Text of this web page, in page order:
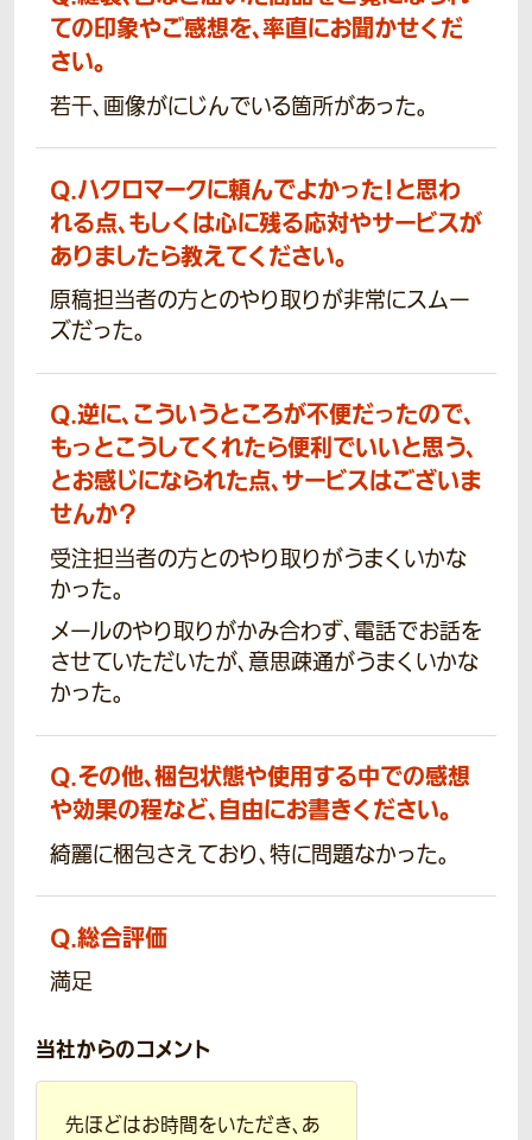
ての印象やご感想を、率直にお聞かせくだ
さい。
若干、画像がにじんでいる箇所があった。
Q.ハクロマークに頼んでよかった！と思わ
れる点、もしくは心に残る応対やサービスが
ありましたら教えてください。
原稿担当者の方とのやり取りが非常にスムー
ズだった。
Q.逆に、こういうところが不便だったので、
もっとこうしてくれたら便利でいいと思う、
とお感じになられた点、サービスはございま
せんか？
受注担当者の方とのやり取りがうまくいかな
かった。
メールのやり取りがかみ合わず、電話でお話を
させていただいたが、意思疎通がうまくいかな
かった。
Q.その他、梱包状態や使用する中での感想
や効果の程など、自由にお書きください。
綺麗に梱包さえており、特に問題なかった。
Q.総合評価
満足
当社からのコメント
先ほどはお時間をいただき、あ